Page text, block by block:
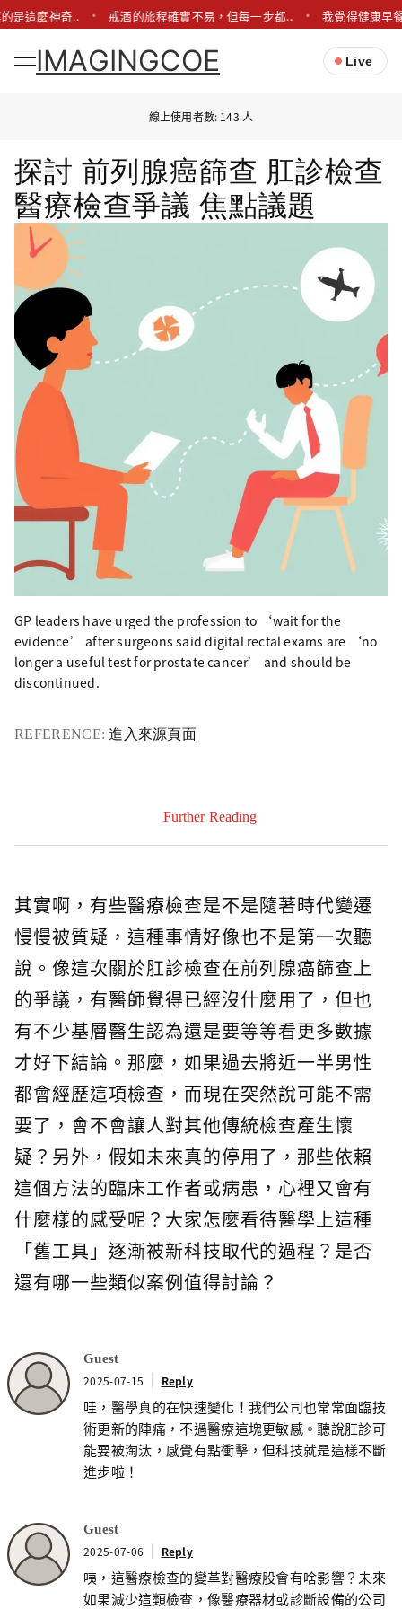
是這麼神奇.. 戒酒的旅程確實不易，但每一步都.. 我覺得健康早
IMAGINGCOE Live
線上使用者數: 143 人
探討 前列腺癌篩查 肛診檢查
醫療檢查爭議 焦點議題
GP leaders have urged the profession to ‘wait for the
evidence’ after surgeons said digital rectal exams are ‘no
longer a useful test for prostate cancer’ and should be
discontinued.
REFERENCE: 進入來源頁面
Further Reading
其實啊，有些醫療檢查是不是隨著時代變遷
慢慢被質疑，這種事情好像也不是第一次聽
說。像這次關於肛診檢查在前列腺癌篩查上
的爭議，有醫師覺得已經沒什麼用了，但也
有不少基層醫生認為還是要等等看更多數據
才好下結論。那麼，如果過去將近一半男性
都會經歷這項檢查，而現在突然說可能不需
要了，會不會讓人對其他傳統檢查產生懷
疑？另外，假如未來真的停用了，那些依賴
這個方法的臨床工作者或病患，心裡又會有
什麼樣的感受呢？大家怎麼看待醫學上這種
「舊工具」逐漸被新科技取代的過程？是否
還有哪一些類似案例值得討論？
Guest
2025-07-15 Reply
哇，醫學真的在快速變化！我們公司也常常面臨技
術更新的陣痛，不過醫療這塊更敏感。聽說肛診可
能要被淘汰，感覺有點衝擊，但科技就是這樣不斷
進步啦！
Guest
2025-07-06 Reply
咦，這醫療檢查的變革對醫療股會有啥影響？未來
如果減少這類檢查，像醫療器材或診斷設備的公司